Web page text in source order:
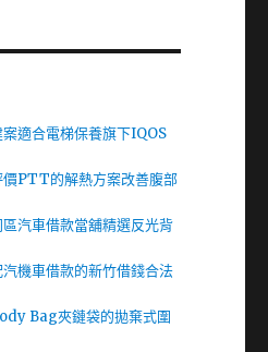
適合電梯保養旗下IQOS
價PTT的解熱方案改善腹部
汽車借款當舖精選反光背
機車借款的新竹借錢合法
Bag夾鏈袋的拋棄式圍